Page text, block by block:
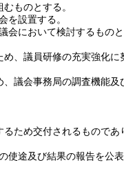
ものとする。
を設置する。
会において検討するものと
、議員研修の充実強化に
議会事務局の調査機能
ため交付されるものであ
途及び結果の報告を公表